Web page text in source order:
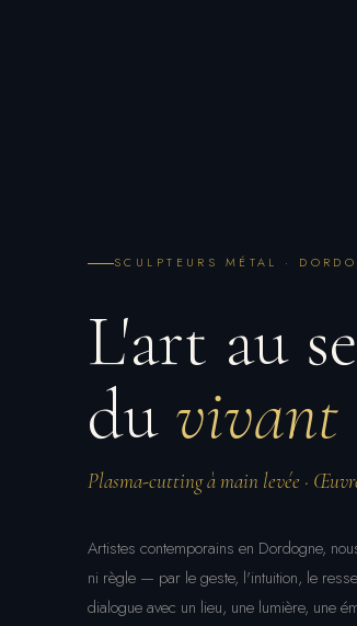
SCULPTEURS MÉTAL ·
L'art au
du vivant
Plasma-cutting à main levée ·
Artistes contemporains en Dordogne,
ni règle — par le geste, l'intuition, le
dialogue avec un lieu, une lumière, une